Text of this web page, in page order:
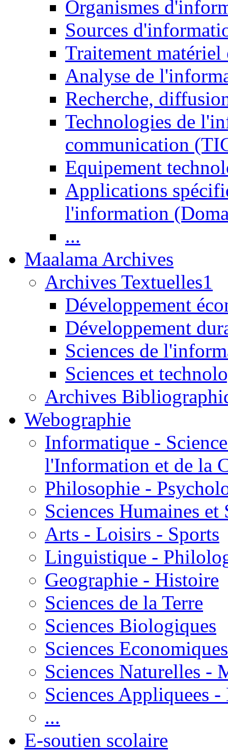
Organismes
Sources
Traitement matériel
Analyse de
Recherche,
Technologies de
communication
Equipement
Applications
l'information
...
Maalama Archives
Archives Textuelles1
Développement
Développement
Sciences de
Sciences et
Archives
Webographie
Informatique -
l'Information et de la
Philosophie -
Sciences Humaines et
Arts - Loisirs - Sports
Linguistique -
Geographie - Histoire
Sciences de la Terre
Sciences Biologiques
Sciences Economiques
Sciences Naturelles -
Sciences Appliquees
...
E-soutien scolaire